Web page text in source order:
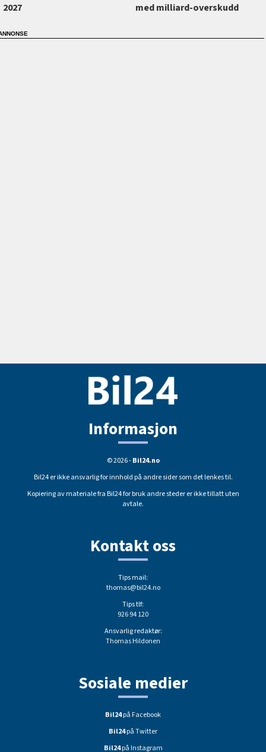
2027
med milliard-overskudd
Informasjon
© 2026 -Bil24.no
Bil24 er ikke ansvarlig for innhold på andre sider som det lenkes til.
Kopiering av materiale fra Bil24 for bruk andre steder er ikke tillatt uten
avtale.
Kontakt oss
Tips mail:
thomas@bil24.no
Tips tlf:
926 94 120
Ansvarlig redaktør:
Thomas Hildonen
Sosiale medier
Bil24på Facebook
Bil24på Twitter
Bil24på Instagram